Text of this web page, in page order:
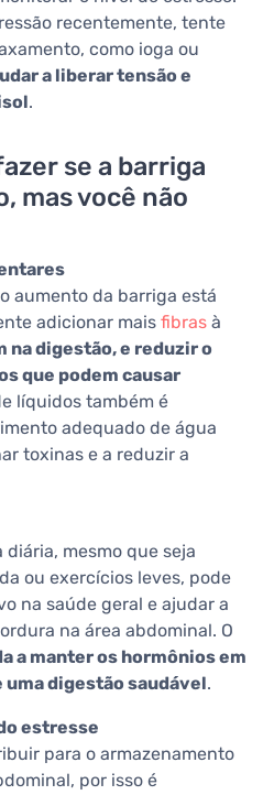
recentemente, tente
como ioga ou
a liberar tensão e
.
se a barriga
mas você não
aumento da barriga está
adicionar mais fibras à
na digestão, e reduzir o
que podem causar
líquidos também é
adequado de água
toxinas e a reduzir a
mesmo que seja
ou exercícios leves, pode
na saúde geral e ajudar a
na área abdominal. O
a manter os hormônios em
digestão saudável.
estresse
para o armazenamento
por isso é